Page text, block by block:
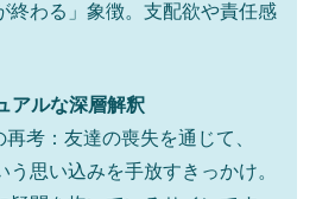
終わる」象徴。支配欲や責任感
アルな深層解釈
考：友達の喪失を通じて、
う思い込みを手放すきっかけ。